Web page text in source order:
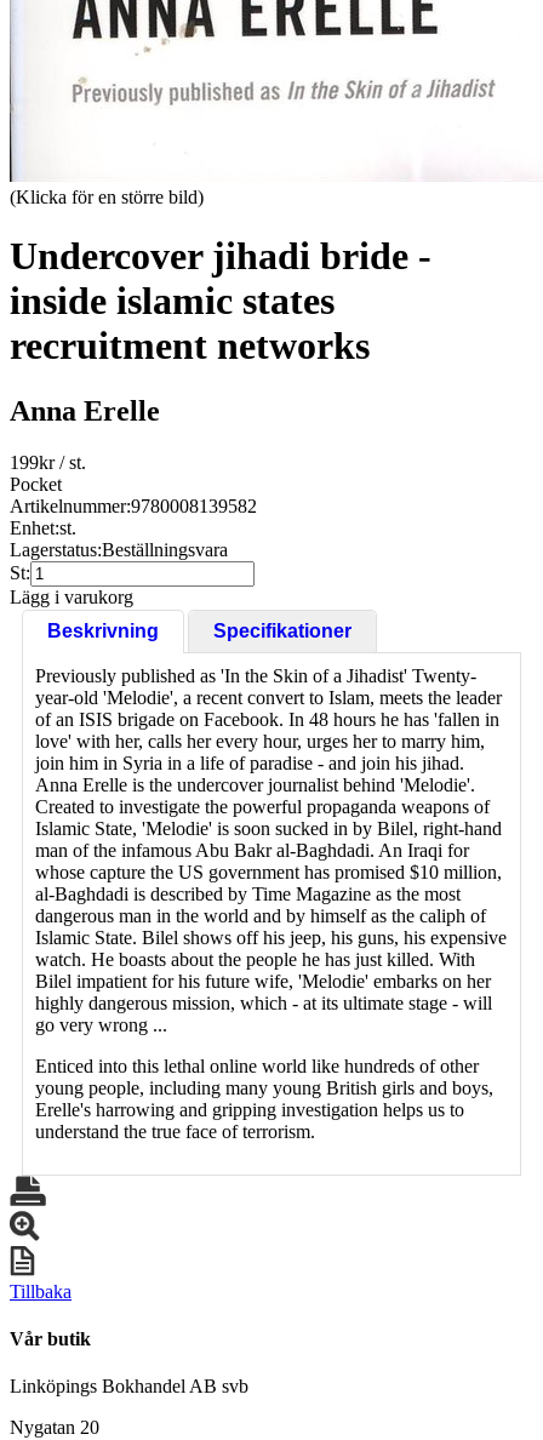
(Klicka för en större bild)
Undercover jihadi bride -
inside islamic states
recruitment networks
Anna Erelle
199kr/ st.
Pocket
Artikelnummer:9780008139582
Enhet:st.
Lagerstatus:Beställningsvara
St:
Lägg i varukorg
Beskrivning
Specifikationer
Previously published as 'In the Skin of a Jihadist' Twenty-
year-old 'Melodie', a recent convert to Islam, meets the leader
of an ISIS brigade on Facebook. In 48 hours he has 'fallen in
love' with her, calls her every hour, urges her to marry him,
join him in Syria in a life of paradise - and join his jihad.
Anna Erelle is the undercover journalist behind 'Melodie'.
Created to investigate the powerful propaganda weapons of
Islamic State, 'Melodie' is soon sucked in by Bilel, right-hand
man of the infamous Abu Bakr al-Baghdadi. An Iraqi for
whose capture the US government has promised $10 million,
al-Baghdadi is described by Time Magazine as the most
dangerous man in the world and by himself as the caliph of
Islamic State. Bilel shows off his jeep, his guns, his expensive
watch. He boasts about the people he has just killed. With
Bilel impatient for his future wife, 'Melodie' embarks on her
highly dangerous mission, which - at its ultimate stage - will
go very wrong ...
Enticed into this lethal online world like hundreds of other
young people, including many young British girls and boys,
Erelle's harrowing and gripping investigation helps us to
understand the true face of terrorism.
Tillbaka
Vår butik
Linköpings Bokhandel AB svb
Nygatan 20